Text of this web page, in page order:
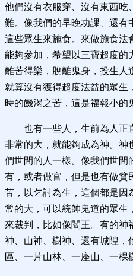
他們沒有衣服穿、沒有東西吃
難。像我們的早晚功課、還有
這些眾生來施食。來做施食法
能夠參加，希望以三寶超度的
離苦得樂，脫離鬼身，投生人
就算沒有獲得超度法益的眾生
時的饑渴之苦，這是福報小的
也有一些人，生前為人正
非常的大，就能夠成為神。神
們世間的人一樣。像我們世間
有，或者做官，但是也有做貧
苦，以乞討為生，這個都是因
常的大，可以統帥鬼道的眾生
來裁判，比如像閻王。有的
神、山神、樹神、還有城隍，
區、一片山林、一座山、一棵